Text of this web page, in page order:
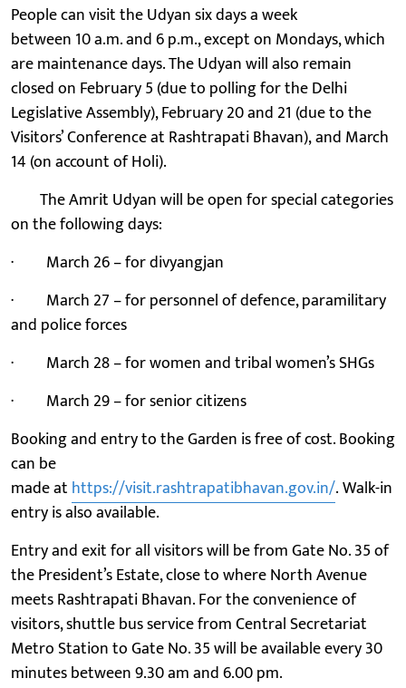
People can visit the Udyan six days a week
between 10 a.m. and 6 p.m., except on Mondays, which
are maintenance days. The Udyan will also remain
closed on February 5 (due to polling for the Delhi
Legislative Assembly), February 20 and 21 (due to the
Visitors’ Conference at Rashtrapati Bhavan), and March
14 (on account of Holi).
The Amrit Udyan will be open for special categories
on the following days:
· March 26 – for divyangjan
· March 27 – for personnel of defence, paramilitary
and police forces
· March 28 – for women and tribal women’s SHGs
· March 29 – for senior citizens
Booking and entry to the Garden is free of cost. Booking
can be
made at https://visit.rashtrapatibhavan.gov.in/. Walk-in
entry is also available.
Entry and exit for all visitors will be from Gate No. 35 of
the President’s Estate, close to where North Avenue
meets Rashtrapati Bhavan. For the convenience of
visitors, shuttle bus service from Central Secretariat
Metro Station to Gate No. 35 will be available every 30
minutes between 9.30 am and 6.00 pm.